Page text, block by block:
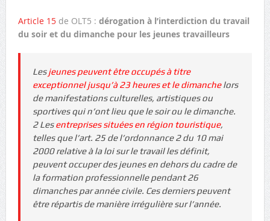
Article 15 de OLT5 : dérogation à l’interdiction du travail
du soir et du dimanche pour les jeunes travailleurs
Lesjeunes peuvent être occupés à titre
exceptionnel jusqu’à 23 heures et le dimanchelors
de manifestations culturelles, artistiques ou
sportives qui n’ont lieu que le soir ou le dimanche.
2 Lesentreprises situées en région touristique,
telles que l’art. 25 de l’ordonnance 2 du 10 mai
2000 relative à la loi sur le travail les définit,
peuvent occuper des jeunes en dehors du cadre de
la formation professionnelle pendant 26
dimanches par année civile. Ces derniers peuvent
être répartis de manière irrégulière sur l’année.